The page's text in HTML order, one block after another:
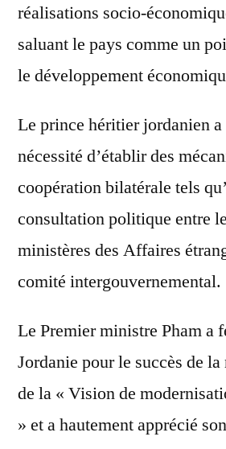
réalisations socio-
saluant le pays comme un
le développement
Le prince héritier jordanien
nécessité d’établir des
coopération bilatérale tels
consultation politique entre
ministères des Affaires
comité intergouvernemental.
Le Premier ministre Pham a
Jordanie pour le succès de
de la « Vision de
» et a hautement apprécié